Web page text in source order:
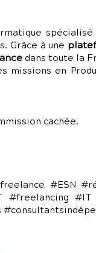
Grâce à une
dans toute la
missions en
cachée.
#ESN
#freelancing